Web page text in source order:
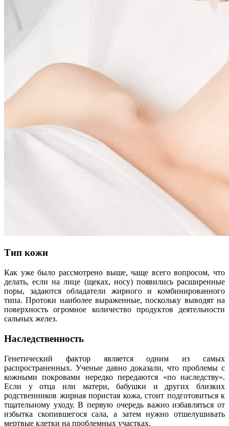
Тип кожи
Как уже было рассмотрено выше, чаще всего вопросом, что
делать, если на лице (щеках, носу) появились расширенные
поры, задаются обладатели жирного и комбинированного
типа. Протоки наиболее выраженные, поскольку выводят на
поверхность огромное количество продуктов деятельности
сальных желез.
Наследственность
Генетический фактор является одним из самых
распространенных. Ученые давно доказали, что проблемы с
кожными покровами нередко передаются «по наследству».
Если у отца или матери, бабушки и других близких
родственников жирная пористая кожа, стоит подготовиться к
тщательному уходу. В первую очередь важно избавляться от
избытка скопившегося сала, а затем нужно отшелушивать
мертвые клетки на проблемных участках.